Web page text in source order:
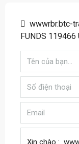
wwwrbr.btc-
FUNDS 119466